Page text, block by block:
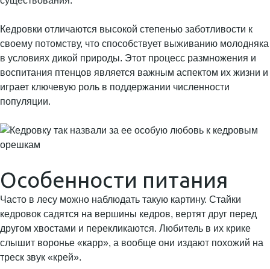
Кедровки отличаются высокой степенью заботливости к
своему потомству, что способствует выживанию молодняка
в условиях дикой природы. Этот процесс размножения и
воспитания птенцов является важным аспектом их жизни и
играет ключевую роль в поддержании численности
популяции.
Особенности питания
Часто в лесу можно наблюдать такую картину. Стайки
кедровок садятся на вершины кедров, вертят друг перед
другом хвостами и перекликаются. Любитель в их крике
слышит воронье «карр», а вообще они издают похожий на
треск звук «крей».